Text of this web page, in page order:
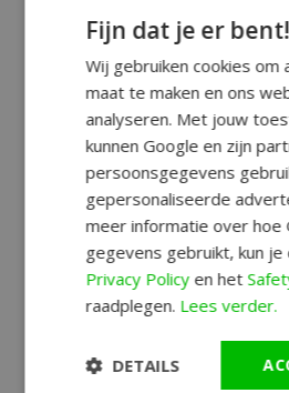
Fijn dat je er bent!
Wij gebruiken cookies
maat te maken en ons
analyseren. Met jouw
kunnen Google en zijn
persoonsgegevens
gepersonaliseerde
meer informatie over hoe
gegevens gebruikt, kun
Privacy Policyen het
raadplegen. Lees verder.
DETAILS